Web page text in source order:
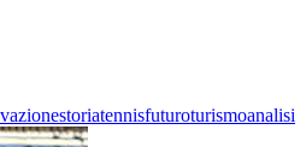
storiatennisfuturoturismoanalisi